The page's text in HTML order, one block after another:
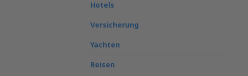
Hotels
Versicherung
Yachten
Reisen